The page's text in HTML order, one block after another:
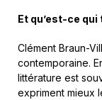
Et qu’est-ce
Clément Braun-
contemporaine.
littérature est
expriment mieux